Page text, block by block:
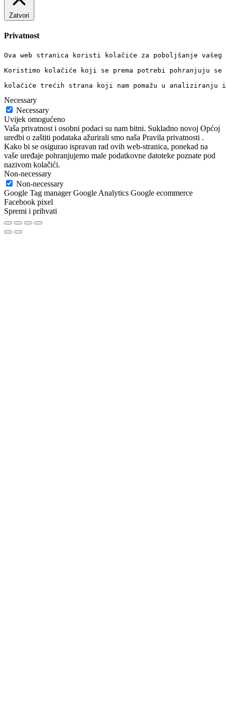
Zatvori
Privatnost
Ova web stranica koristi kolačiće za poboljšanje
Koristimo kolačiće koji se prema potrebi pohranjuju
kolačiće trećih strana koji nam pomažu u
Necessary
Necessary
Uvijek omogućeno
Vaša privatnost i osobni podaci su nam bitni. Sukladno novoj Općoj
uredbi o zaštiti podataka ažurirali smo naša Pravila privatnosti .
Kako bi se osigurao ispravan rad ovih web-stranica, ponekad na
vaše uređaje pohranjujemo male podatkovne datoteke poznate pod
nazivom kolačići.
Non-necessary
Non-necessary
Google Tag manager Google Analytics Google ecommerce
Facebook pixel
Spremi i prihvati